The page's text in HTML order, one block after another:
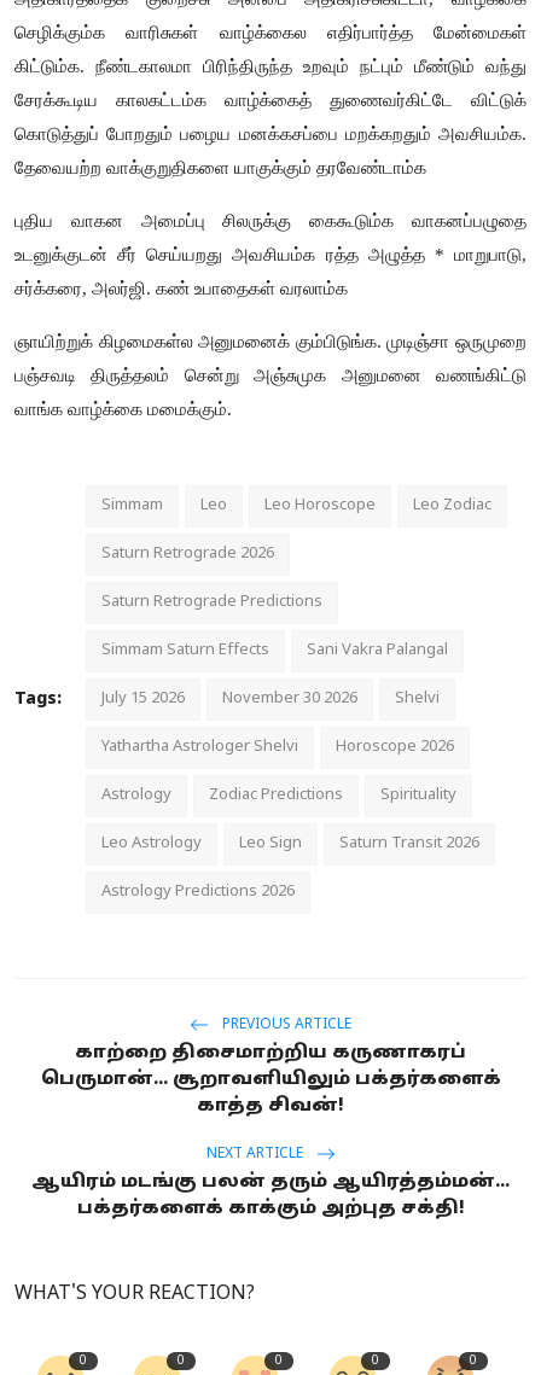
செழிக்கும்க வாரிசுகள் வாழ்க்கைல எதிர்பார்த்த மேன்மைகள்
கிட்டும்க. நீண்டகாலமா பிரிந்திருந்த உறவும் நட்பும் மீண்டும் வந்து
சேரக்கூடிய காலகட்டம்க வாழ்க்கைத் துணைவர்கிட்டே விட்டுக்
கொடுத்துப் போறதும் பழைய மனக்கசப்பை மறக்கறதும் அவசியம்க.
தேவையற்ற வாக்குறுதிகளை யாகுக்கும் தரவேண்டாம்க
புதிய வாகன அமைப்பு சிலருக்கு கைகூடும்க வாகனப்பழுதை
உடனுக்குடன் சீர் செய்யறது அவசியம்க ரத்த அழுத்த * மாறுபாடு,
சர்க்கரை, அலர்ஜி. கண் உபாதைகள் வரலாம்க
ஞாயிற்றுக் கிழமைகள்ல அனுமனைக் கும்பிடுங்க. முடிஞ்சா ஒருமுறை
பஞ்சவடி திருத்தலம் சென்று அஞ்சுமுக அனுமனை வணங்கிட்டு
வாங்க வாழ்க்கை மமைக்கும்.
Tags:
Simmam Leo Leo Horoscope Leo Zodiac
Saturn Retrograde 2026
Saturn Retrograde Predictions
Simmam Saturn Effects Sani Vakra Palangal
July 15 2026 November 30 2026 Shelvi
Yathartha Astrologer Shelvi Horoscope 2026
Astrology Zodiac Predictions Spirituality
Leo Astrology Leo Sign Saturn Transit 2026
Astrology Predictions 2026
PREVIOUS ARTICLE
காற்றை திசைமாற்றிய கருணாகரப்
பெருமான்... சூறாவளியிலும் பக்தர்களைக்
காத்த சிவன்!
NEXT ARTICLE
ஆயிரம் மடங்கு பலன் தரும் ஆயிரத்தம்மன்...
பக்தர்களைக் காக்கும் அற்புத சக்தி!
WHAT'S YOUR REACTION?
0 0 0 0 0